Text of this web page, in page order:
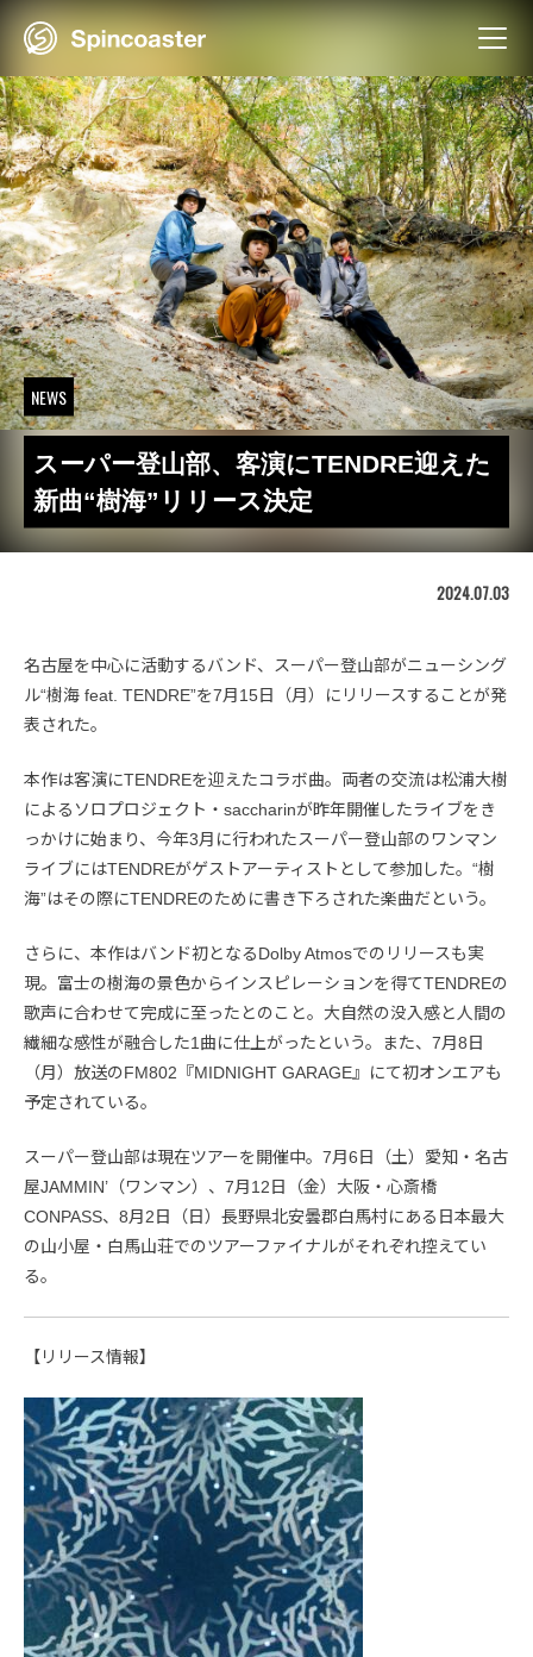
Skip
NEWS
スーパー登山部、客演にTENDRE迎えた
新曲“樹海”リリース決定
2024.07.03
名古屋を中心に活動するバンド、スーパー登山部がニューシング
ル“樹海 feat. TENDRE”を7月15日（月）にリリースすることが発
表された。
本作は客演にTENDREを迎えたコラボ曲。両者の交流は松浦大樹
によるソロプロジェクト・saccharinが昨年開催したライブをき
っかけに始まり、今年3月に行われたスーパー登山部のワンマン
ライブにはTENDREがゲストアーティストとして参加した。“樹
海”はその際にTENDREのために書き下ろされた楽曲だという。
さらに、本作はバンド初となるDolby Atmosでのリリースも実
現。富士の樹海の景色からインスピレーションを得てTENDREの
歌声に合わせて完成に至ったとのこと。大自然の没入感と人間の
繊細な感性が融合した1曲に仕上がったという。また、7月8日
（月）放送のFM802『MIDNIGHT GARAGE』にて初オンエアも
予定されている。
スーパー登山部は現在ツアーを開催中。7月6日（土）愛知・名古
屋JAMMIN’（ワンマン）、7月12日（金）大阪・心斎橋
CONPASS、8月2日（日）長野県北安曇郡白馬村にある日本最大
の山小屋・白馬山荘でのツアーファイナルがそれぞれ控えてい
る。
【リリース情報】